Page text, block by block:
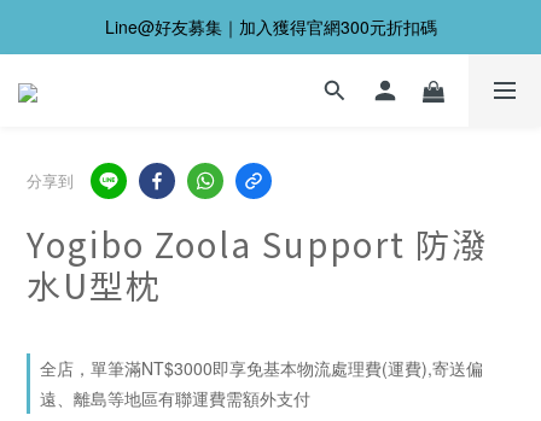
Line@好友募集｜加入獲得官網300元折扣碼
分享到
Yogibo Zoola Support 防潑
水U型枕
全店，單筆滿NT$3000即享免基本物流處理費(運費),寄送偏
遠、離島等地區有聯運費需額外支付